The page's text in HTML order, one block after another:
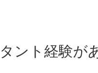
ント経験が